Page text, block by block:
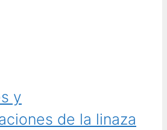
y
de la linaza